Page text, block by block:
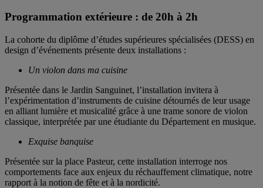
Programmation extérieure : de 20h à 2h
La cohorte du diplôme d’études supérieures spécialisées (DESS) en
design d’événements présente deux installations :
Un violon dans ma cuisine
Présentée dans le Jardin Sanguinet, l’installation invitera à
l’expérimentation d’instruments de cuisine détournés de leur usage
en alliant lumière et musicalité grâce à une trame sonore de violon
classique, interprétée par une étudiante du Département en musique.
Exquise banquise
Présentée sur la place Pasteur, cette installation interroge nos
comportements face aux enjeux du réchauffement climatique, notre
rapport à la notion de fête et à la nordicité.